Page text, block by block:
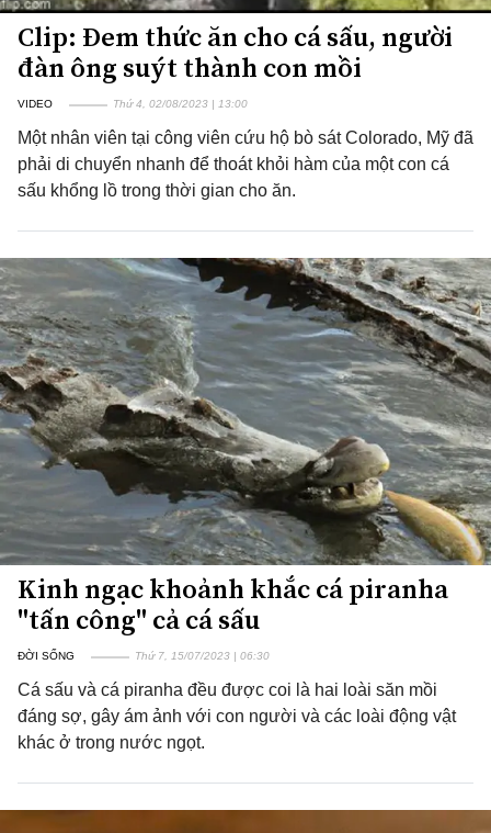
Clip: Đem thức ăn cho cá sấu, người
đàn ông suýt thành con mồi
VIDEO Thứ 4, 02/08/2023 | 13:00
Một nhân viên tại công viên cứu hộ bò sát Colorado, Mỹ đã
phải di chuyển nhanh để thoát khỏi hàm của một con cá
sấu khổng lồ trong thời gian cho ăn.
Kinh ngạc khoảnh khắc cá piranha
"tấn công" cả cá sấu
ĐỜI SỐNG Thứ 7, 15/07/2023 | 06:30
Cá sấu và cá piranha đều được coi là hai loài săn mồi
đáng sợ, gây ám ảnh với con người và các loài động vật
khác ở trong nước ngọt.